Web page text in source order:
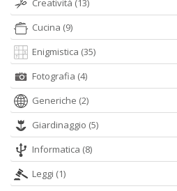
Creatività (13)
Cucina (9)
Enigmistica (35)
Fotografia (4)
Generiche (2)
Giardinaggio (5)
Informatica (8)
Leggi (1)